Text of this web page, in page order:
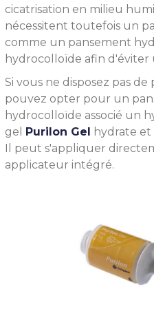
cicatrisation en milieu
nécessitent toutefois un
comme un pansement
hydrocolloïde afin
Si vous ne disposez pas
pouvez opter pour un
hydrocolloïde associé un
gel
Purilon Gel
hydrate et
Il peut s'appliquer
applicateur intégré.